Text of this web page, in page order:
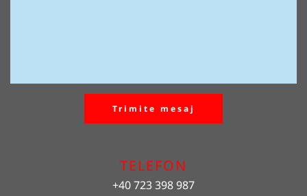
Trimite mesaj
TELEFON
+40 723 398 987